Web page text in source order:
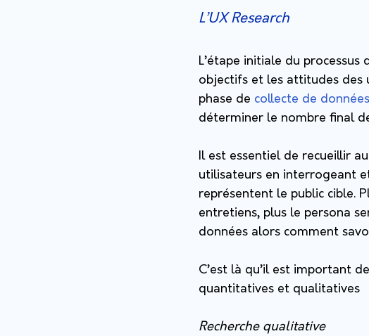
L’UX Research
L’étape initiale du processus
objectifs et les attitudes des
phase de collecte de données
déterminer le nombre final
Il est essentiel de recueillir
utilisateurs en interrogeant
représentent le public cible.
entretiens, plus le persona
données alors comment
C’est là qu’il est important
quantitatives et qualitatives
Recherche qualitative